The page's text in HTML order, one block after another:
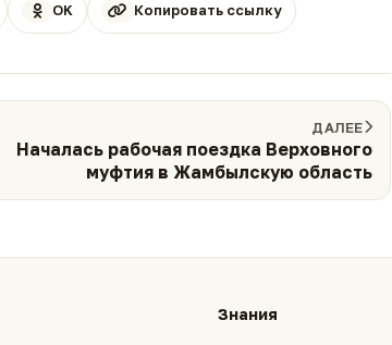
OK Копировать ссылку
ДАЛЕЕ
Началась рабочая поездка Верховного
муфтия в Жамбылскую область
Знания